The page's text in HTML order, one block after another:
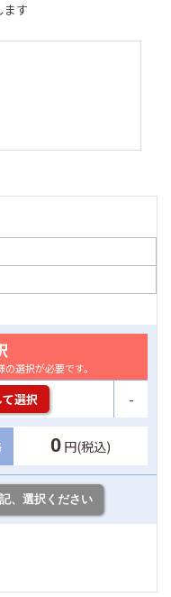
ます
選択が必要です。
選択 -
0 円(税込)